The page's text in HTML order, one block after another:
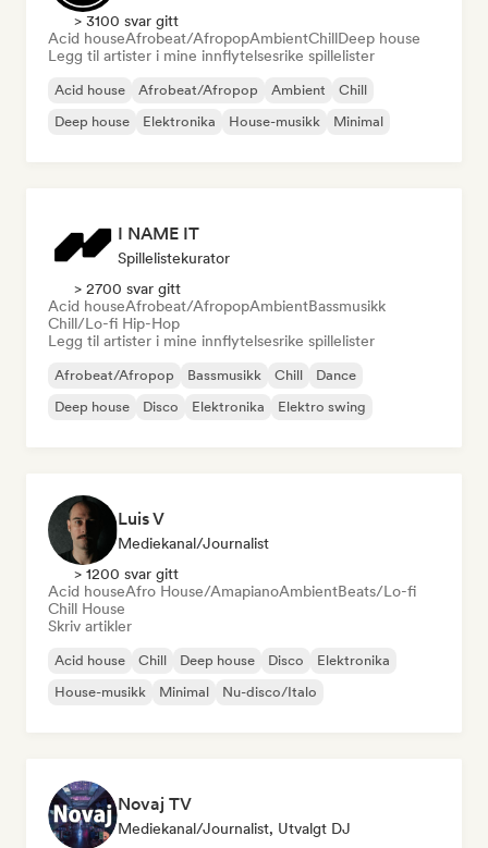
> 3100 svar gitt
Acid houseAfrobeat/AfropopAmbientChillDeep house
Legg til artister i mine innflytelsesrike spillelister
Acid house Afrobeat/Afropop Ambient
Chill
Deep house
Elektronika House-musikk Minimal
I NAME IT
Spillelistekurator
> 2700 svar gitt
Acid houseAfrobeat/AfropopAmbientBassmusikk
Chill/Lo-fi Hip-Hop
Legg til artister i mine innflytelsesrike spillelister
Afrobeat/Afropop Bassmusikk Chill
Dance
Deep house
Disco Elektronika Elektro swing
Luis V
Mediekanal/journalist
> 1200 svar gitt
Acid houseAfro House/AmapianoAmbientBeats/Lo-fi
Chill House
Skriv artikler
Acid house Chill Deep house Disco
Elektronika
House-musikk
Minimal Nu-disco/Italo
Novaj TV
Mediekanal/journalist, Utvalgt DJ